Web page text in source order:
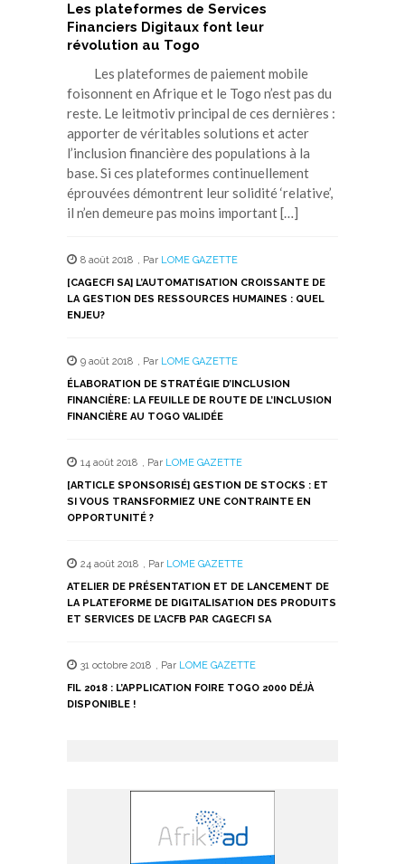
Les plateformes de Services
Financiers Digitaux font leur
révolution au Togo
Les plateformes de paiement mobile
foisonnent en Afrique et le Togo n’est pas du
reste. Le leitmotiv principal de ces dernières :
apporter de véritables solutions et acter
l’inclusion financière des populations à la
base. Si ces plateformes continuellement
éprouvées démontrent leur solidité ‘relative’,
il n’en demeure pas moins important […]
8 août 2018 , Par LOME GAZETTE
[CAGECFI SA] L’AUTOMATISATION CROISSANTE DE
LA GESTION DES RESSOURCES HUMAINES : QUEL
ENJEU?
9 août 2018 , Par LOME GAZETTE
ÉLABORATION DE STRATÉGIE D’INCLUSION
FINANCIÈRE: LA FEUILLE DE ROUTE DE L’INCLUSION
FINANCIÈRE AU TOGO VALIDÉE
14 août 2018 , Par LOME GAZETTE
[ARTICLE SPONSORISÉ] GESTION DE STOCKS : ET
SI VOUS TRANSFORMIEZ UNE CONTRAINTE EN
OPPORTUNITÉ ?
24 août 2018 , Par LOME GAZETTE
ATELIER DE PRÉSENTATION ET DE LANCEMENT DE
LA PLATEFORME DE DIGITALISATION DES PRODUITS
ET SERVICES DE L’ACFB PAR CAGECFI SA
31 octobre 2018 , Par LOME GAZETTE
FIL 2018 : L’APPLICATION FOIRE TOGO 2000 DÉJÀ
DISPONIBLE !